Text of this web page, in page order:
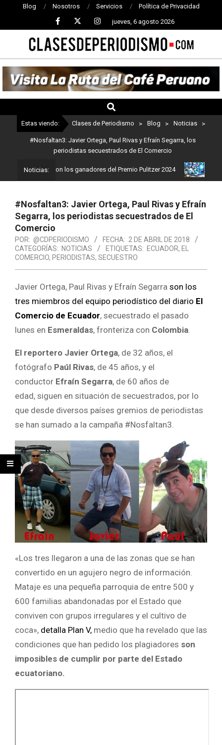
Blog Nosotros Servicios Política de Privacidad
jueves, 6 agosto 2026
CLASES
DE
PERIODISMO
Estas viendo: Clases de Periodismo > Blog > Noticias >
#Nosfaltan3: Javier Ortega, Paul Rivas y Efraín Segarra, los
periodistas secuestrados de El Comercio
Noticias:
Estos son los ganadores del Premio Pulitzer 2024
#Nosfaltan3: Javier Ortega, Paul Rivas y Efraín
Segarra, los periodistas secuestrados de El
Comercio
POR: @CDPERIODISMO FECHA: 2 DE ABRIL DE 2018
CATEGORÍAS: NOTICIAS ETIQUETAS: ECUADOR, EL
COMERCIO, PERIODISTAS, SECUESTRO
Javier Ortega, Paul Rivas y Efraín Segarra son los
tres miembros del equipo periodístico del diario El
Comercio de Ecuador, secuestrado el pasado
lunes en Esmeraldas, fronteriza con Colombia
El reportero Javier Ortega, de 32 años, el
fotógrafo Paúl Rivas, de 45 años, y el
conductor Efraín Segarra, de 60 años de
edad, siguen en situación de secuestrados, por lo
que desde diversos países gremios de periodistas
se han sumado a la campaña #Nosfaltan3.
«Los tres llegaron a una de las zonas que se han
convertido en un agujero negro de información.
Mataje es una pequeña parroquia de entre 500 y
600 familias abandonadas por el Estado que
conviven con grupos irregulares y el cultivo de
coca», detalla Plan V, medio que ha revelado que las
condiciones que han pedido los plagiadores son
imposibles de cumplir por parte del Estado
ecuatoriano.